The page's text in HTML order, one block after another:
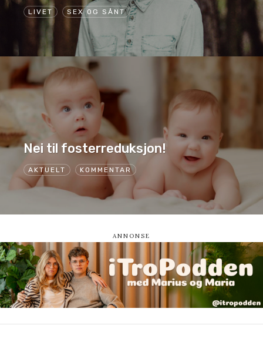
LIVET SEX OG SÅNT
AKTUELT KOMMENTAR
Nei til fosterreduksjon!